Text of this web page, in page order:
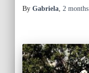
By Gabriela, 2 months